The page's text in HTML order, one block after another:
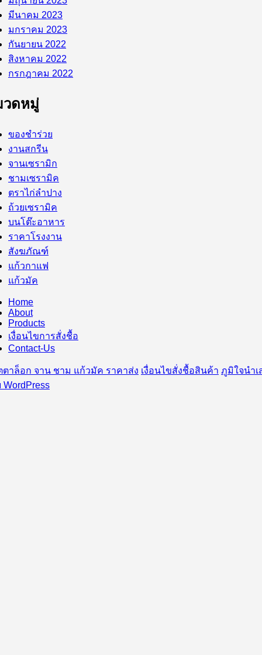
มีนาคม 2023
มกราคม 2023
กันยายน 2022
สิงหาคม 2022
กรกฎาคม 2022
ดหมู่
ของชำร่วย
งานสกรีน
จานเซรามิก
ชามเซรามิค
ตราไก่ลำปาง
ถ้วยเซรามิค
บนโต๊ะอาหาร
ราคาโรงงาน
สังฆภัณฑ์
แก้วกาแฟ
แก้วมัค
Home
About
Products
เงื่อนไขการสั่งชื้อ
Contact-Us
าล็อก จาน ชาม แก้วมัค ราคาส่ง เงื่อนไขสั่งชื้อสินค้า ภูมิใจนำเ
WordPress